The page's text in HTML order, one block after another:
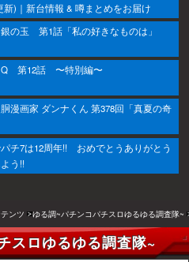
新)｜新台情報 & 噂まとめをお届け
の玉 第1話「私の好きなものは」
Q 第12話 〜特別編〜
漫画家 ダンナくん 第378回「真夏の奇
チ7は12周年!! おめでとうありがとう
う!!
ンツ ゆる調~パチンコパチスロゆるゆる調査隊~
スロゆるゆる調査隊~